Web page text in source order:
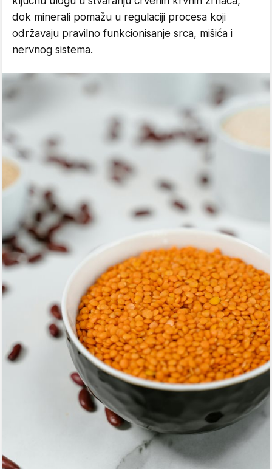
dok minerali pomažu u regulaciji procesa koji
održavaju pravilno funkcionisanje srca, mišića i
nervnog sistema.